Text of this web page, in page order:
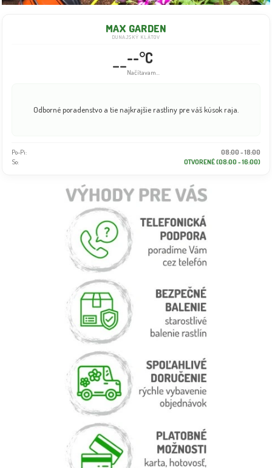
MAX GARDEN
DUNAJSKÝ KLÁTOV
----°C
Načítavam...
Odborné poradenstvo a tie najkrajšie rastliny pre váš kúsok raja.
Po-Pi:
08:00 - 18:00
So:
OTVORENÉ (08:00 - 16:00)